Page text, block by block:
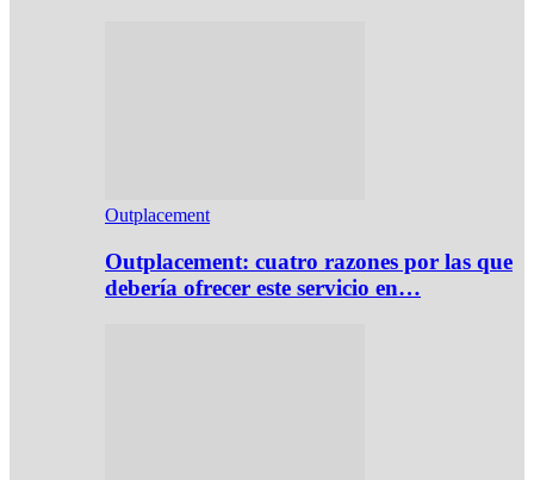
Outplacement
Outplacement: cuatro razones por las que
debería ofrecer este servicio en…